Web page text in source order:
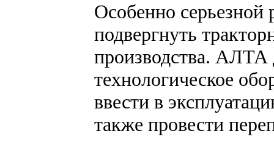
Особенно серьезной
подвергнуть
производства. АЛТА
технологическое
ввести в
также провести